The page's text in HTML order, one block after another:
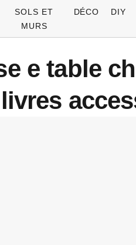
SOLS ET
MURS
DÉCO DIY
e table